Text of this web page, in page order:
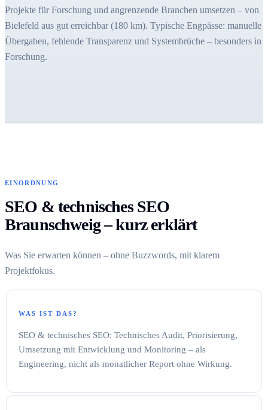
Projekte für Forschung und angrenzende Branchen umsetzen – von
Bielefeld aus gut erreichbar (180 km). Typische Engpässe: manuelle
Übergaben, fehlende Transparenz und Systembrüche – besonders in
Forschung.
EINORDNUNG
SEO & technisches SEO
Braunschweig – kurz erklärt
Was Sie erwarten können – ohne Buzzwords, mit klarem
Projektfokus.
WAS IST DAS?
SEO & technisches SEO: Technisches Audit, Priorisierung,
Umsetzung mit Entwicklung und Monitoring – als
Engineering, nicht als monatlicher Report ohne Wirkung.